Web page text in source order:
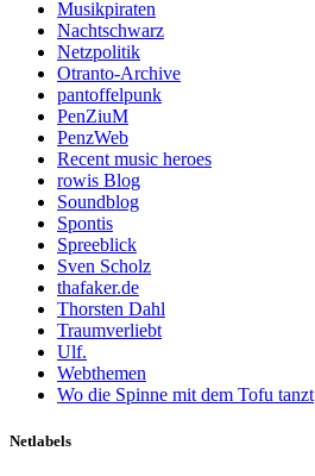
Musikpiraten
Nachtschwarz
Netzpolitik
Otranto-Archive
pantoffelpunk
PenZiuM
PenzWeb
Recent music heroes
rowis Blog
Soundblog
Spontis
Spreeblick
Sven Scholz
thafaker.de
Thorsten Dahl
Traumverliebt
Ulf.
Webthemen
Wo die Spinne mit dem Tofu tanzt
Netlabels